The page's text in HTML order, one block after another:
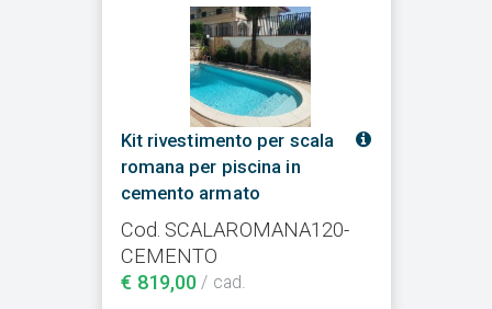
Kit rivestimento per scala
romana per piscina in
cemento armato
Cod. SCALAROMANA120-
CEMENTO
€ 819,00 / cad.